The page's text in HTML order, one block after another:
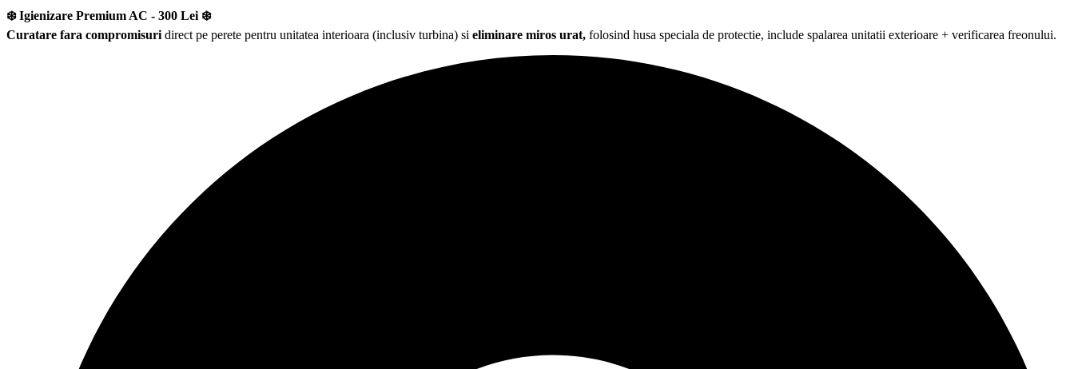
❄️ Igienizare Premium AC - 300 Lei ❄️
Curatare fara compromisuri direct pe perete pentru unitatea interioara (inclusiv turbina) si eliminare miros urat, folosind husa speciala de protectie, include spalarea unitatii exterioare + verificarea freonului.